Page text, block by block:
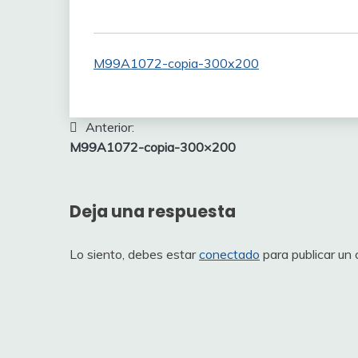
M99A1072-copia-300x200
Navegación
de
Anterior:
M99A1072-copia-300×200
Deja una respuesta
Lo siento, debes estarconectado para publicar un